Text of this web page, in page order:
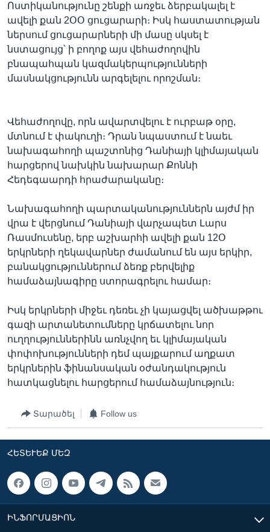
Լեզուներ
Ոստիկանությունը շենքի առջեւ ձերբակալել է
ավելի քան 2ՕՕ ցուցարարի։ Իսկ հաստատության
ներսում ցուցարարների մի մասը սկսել է
նստացույց՝ ի բողոք այս վեհաժողովին
բնապահպան կազմակերպությունների
մասնակցությունն արգելելու որոշման։
Վեհաժողովը, որն ավարտվելու է ուրբաթ օրը,
մտնում է փակուղի։ Դրան նպաստում է նաեւ
նախագահողի պաշտոնից Դանիայի կլիմայական
հարցերով նախկին նախարար Քոննի
Հեդեգաարդի հրաժարականը։
Նախագահողի պարտականություններն այժմ իր
վրա է վերցնում Դանիայի վարչապետ Լարս
Ռասմուսենը, երբ աշխարհի ավելի քան 12Օ
երկրների ղեկավարներ ժամանում են այս երկիր,
բանակցություններում ձեռք բերվելիք
համաձայնագիրը ստորագրելու համար։
Իսկ երկրների միջեւ դեռեւ չի կայացվել ածխաթթու
գազի արտանետումները կրճատելու նոր
ուղղություններինն առնչվող եւ կլիմայական
փոփոխությունների դեմ պայքարում աղքատ
երկրներին ֆինանսական օժանդակություն
հատկացնելու հարցերում համաձայնություն։
Տարածել Follow us
ՀԵՏԵՒԵՔ ՄԵԶ
ԻՆՖՈՐՄԱՑԻՈՆ